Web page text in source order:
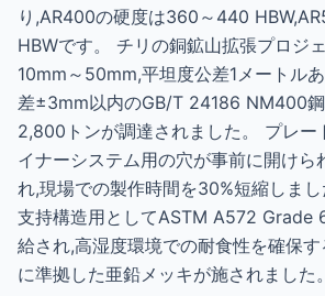
り,AR400の硬度は360～440
HBWです。 チリの銅鉱山拡張プロジ
10mm～50mm,平坦度公差1メートル
差±3mm以内のGB/T 24186 NM400鋼
2,800トンが調達されました。 プレー
イナーシステム用の穴が事前に開けら
れ,現場での製作時間を30%短縮しま
支持構造用としてASTM A572 Grade
給され,高湿度環境での耐食性を確保
に準拠した亜鉛メッキが施されました。